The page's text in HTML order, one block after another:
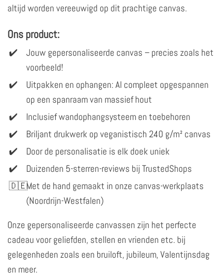
altijd worden vereeuwigd op dit prachtige canvas.
Ons product:
Jouw gepersonaliseerde canvas – precies zoals het
voorbeeld!
Uitpakken en ophangen: Al compleet opgespannen
op een spanraam van massief hout
Inclusief wandophangsysteem en toebehoren
Briljant drukwerk op veganistisch 240 g/m² canvas
Door de personalisatie is elk doek uniek
Duizenden 5-sterren-reviews bij TrustedShops
Met de hand gemaakt in onze canvas-werkplaats
(Noordrijn-Westfalen)
Onze gepersonaliseerde canvassen zijn het perfecte
cadeau voor geliefden, stellen en vrienden etc. bij
gelegenheden zoals een bruiloft, jubileum, Valentijnsdag
en meer.